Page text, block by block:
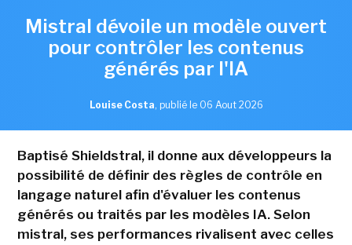
Mistral dévoile un modèle ouvert
pour contrôler les contenus
générés par l'IA
Louise Costa, publié le 06 Aout 2026
Baptisé Shieldstral, il donne aux développeurs la
possibilité de définir des règles de contrôle en
langage naturel afin d'évaluer les contenus
générés ou traités par les modèles IA. Selon
mistral, ses performances rivalisent avec celles